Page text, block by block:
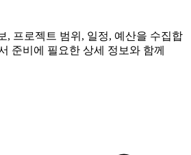
, 프로젝트 범위, 일정, 예산을 수집합
준비에 필요한 상세 정보와 함께